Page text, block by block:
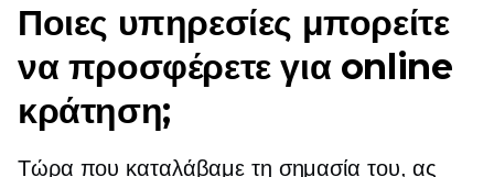
Ποιες υπηρεσίες μπορείτε
να προσφέρετε για online
κράτηση;
Τώρα που καταλάβαμε τη σημασία του, ας